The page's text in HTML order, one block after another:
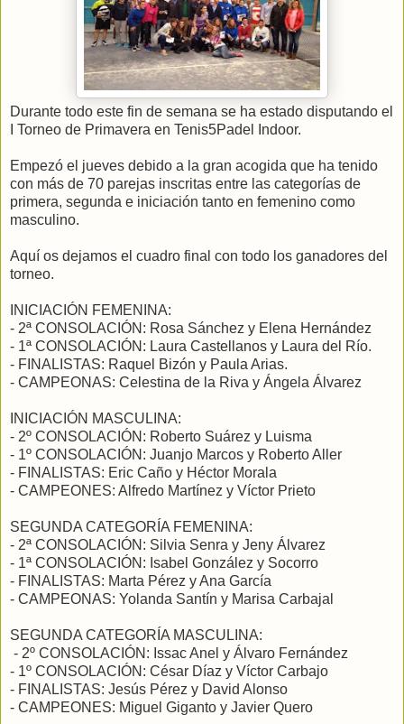
Durante todo este fin de semana se ha estado disputando el
I Torneo de Primavera en Tenis5Padel Indoor.
Empezó el jueves debido a la gran acogida que ha tenido
con más de 70 parejas inscritas entre las categorías de
primera, segunda e iniciación tanto en femenino como
masculino.
Aquí os dejamos el cuadro final con todo los ganadores del
torneo.
INICIACIÓN FEMENINA:
- 2ª CONSOLACIÓN: Rosa Sánchez y Elena Hernández
- 1ª CONSOLACIÓN: Laura Castellanos y Laura del Río.
- FINALISTAS: Raquel Bizón y Paula Arias.
- CAMPEONAS: Celestina de la Riva y Ángela Álvarez
INICIACIÓN MASCULINA:
- 2º CONSOLACIÓN: Roberto Suárez y Luisma
- 1º CONSOLACIÓN: Juanjo Marcos y Roberto Aller
- FINALISTAS: Eric Caño y Héctor Morala
- CAMPEONES: Alfredo Martínez y Víctor Prieto
SEGUNDA CATEGORÍA FEMENINA:
- 2ª CONSOLACIÓN: Silvia Senra y Jeny Álvarez
- 1ª CONSOLACIÓN: Isabel González y Socorro
- FINALISTAS: Marta Pérez y Ana García
- CAMPEONAS: Yolanda Santín y Marisa Carbajal
SEGUNDA CATEGORÍA MASCULINA:
- 2º CONSOLACIÓN: Issac Anel y Álvaro Fernández
- 1º CONSOLACIÓN: César Díaz y Víctor Carbajo
- FINALISTAS: Jesús Pérez y David Alonso
- CAMPEONES: Miguel Giganto y Javier Quero